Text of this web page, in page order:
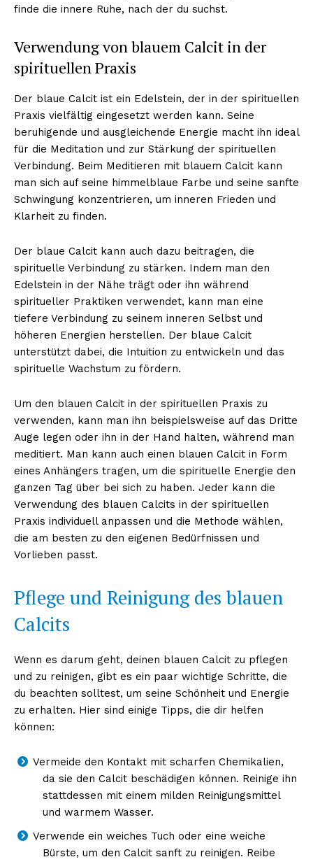
finde die innere Ruhe, nach der du suchst.
Verwendung von blauem Calcit in der
spirituellen Praxis
Der blaue Calcit ist ein Edelstein, der in der spirituellen
Praxis vielfältig eingesetzt werden kann. Seine
beruhigende und ausgleichende Energie macht ihn ideal
für die Meditation und zur Stärkung der spirituellen
Verbindung. Beim Meditieren mit blauem Calcit kann
man sich auf seine himmelblaue Farbe und seine sanfte
Schwingung konzentrieren, um inneren Frieden und
Klarheit zu finden.
Der blaue Calcit kann auch dazu beitragen, die
spirituelle Verbindung zu stärken. Indem man den
Edelstein in der Nähe trägt oder ihn während
spiritueller Praktiken verwendet, kann man eine
tiefere Verbindung zu seinem inneren Selbst und
höheren Energien herstellen. Der blaue Calcit
unterstützt dabei, die Intuition zu entwickeln und das
spirituelle Wachstum zu fördern.
Um den blauen Calcit in der spirituellen Praxis zu
verwenden, kann man ihn beispielsweise auf das Dritte
Auge legen oder ihn in der Hand halten, während man
meditiert. Man kann auch einen blauen Calcit in Form
eines Anhängers tragen, um die spirituelle Energie den
ganzen Tag über bei sich zu haben. Jeder kann die
Verwendung des blauen Calcits in der spirituellen
Praxis individuell anpassen und die Methode wählen,
die am besten zu den eigenen Bedürfnissen und
Vorlieben passt.
Pflege und Reinigung des blauen
Calcits
Wenn es darum geht, deinen blauen Calcit zu pflegen
und zu reinigen, gibt es ein paar wichtige Schritte, die
du beachten solltest, um seine Schönheit und Energie
zu erhalten. Hier sind einige Tipps, die dir helfen
können:
Vermeide den Kontakt mit scharfen Chemikalien,
da sie den Calcit beschädigen können. Reinige ihn
stattdessen mit einem milden Reinigungsmittel
und warmem Wasser.
Verwende ein weiches Tuch oder eine weiche
Bürste, um den Calcit sanft zu reinigen. Reibe